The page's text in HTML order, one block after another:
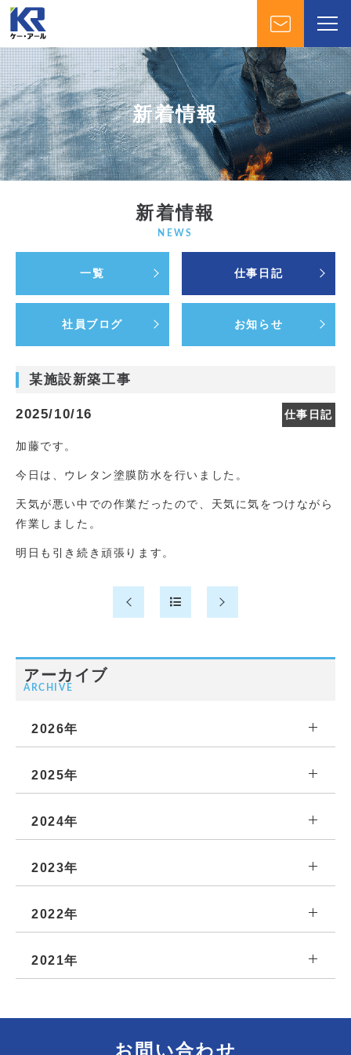
新着情報
新着情報
NEWS
一覧 仕事日記
社員ブログ お知らせ
某施設新築工事
2025/10/16 仕事日記
加藤です。
今日は、ウレタン塗膜防水を行いました。
天気が悪い中での作業だったので、天気に気をつけながら
作業しました。
明日も引き続き頑張ります。
アーカイブ
ARCHIVE
2026年
2025年
2024年
2023年
2022年
2021年
お問い合わせ